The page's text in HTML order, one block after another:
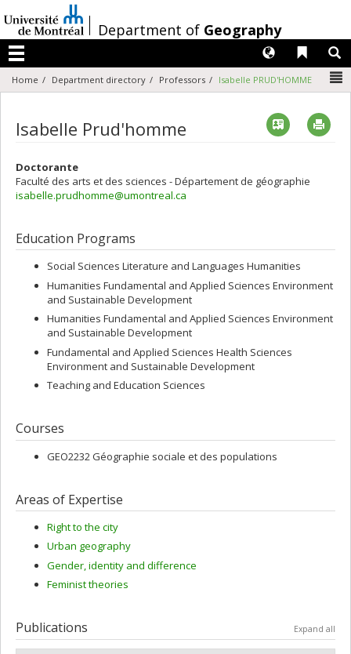
au
contenu
/Department of Geography
Menu
Liens
Langues
Home Department directory Professors Isabelle PRUD'HOMME
Isabelle Prud'homme Vcard
Doctorante
Faculté des arts et des sciences - Département de géographie
isabelle.prudhomme@umontreal.ca
Education Programs
Social Sciences Literature and Languages Humanities
Humanities Fundamental and Applied Sciences Environment
and Sustainable Development
Humanities Fundamental and Applied Sciences Environment
and Sustainable Development
Fundamental and Applied Sciences Health Sciences
Environment and Sustainable Development
Teaching and Education Sciences
Courses
GEO2232 Géographie sociale et des populations
Areas of Expertise
Right to the city
Urban geography
Gender, identity and difference
Feminist theories
Publications Expand all